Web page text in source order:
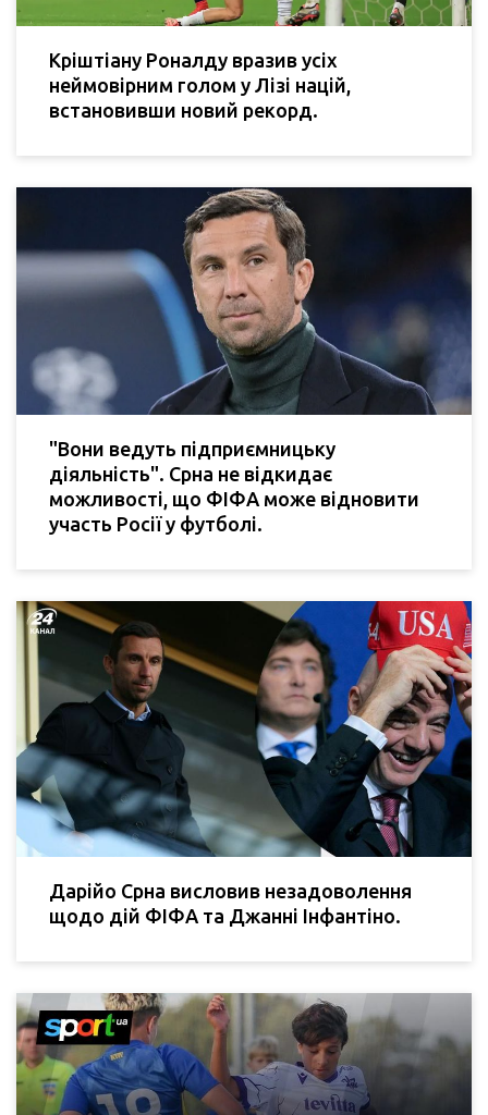
Кріштіану Роналду вразив усіх
неймовірним голом у Лізі націй,
встановивши новий рекорд.
"Вони ведуть підприємницьку
діяльність". Срна не відкидає
можливості, що ФІФА може відновити
участь Росії у футболі.
Дарійо Срна висловив незадоволення
щодо дій ФІФА та Джанні Інфантіно.